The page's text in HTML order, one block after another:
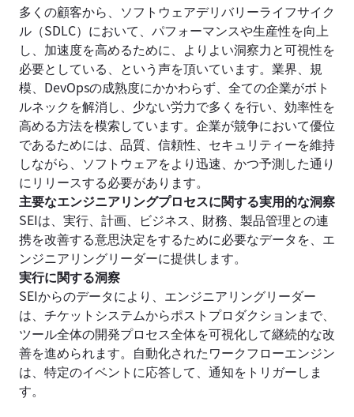
多くの顧客から、ソフトウェアデリバリーライフサイク
ル（SDLC）において、パフォーマンスや生産性を向上
し、加速度を高めるために、よりよい洞察力と可視性を
必要としている、という声を頂いています。業界、規
模、DevOpsの成熟度にかかわらず、全ての企業がボト
ルネックを解消し、少ない労力で多くを行い、効率性を
高める方法を模索しています。企業が競争において優位
であるためには、品質、信頼性、セキュリティーを維持
しながら、ソフトウェアをより迅速、かつ予測した通り
にリリースする必要があります。
主要なエンジニアリングプロセスに関する実用的な洞察
SEIは、実行、計画、ビジネス、財務、製品管理との連
携を改善する意思決定をするために必要なデータを、エ
ンジニアリングリーダーに提供します。
実行に関する洞察
SEIからのデータにより、エンジニアリングリーダー
は、チケットシステムからポストプロダクションまで、
ツール全体の開発プロセス全体を可視化して継続的な改
善を進められます。自動化されたワークフローエンジン
は、特定のイベントに応答して、通知をトリガーしま
す。